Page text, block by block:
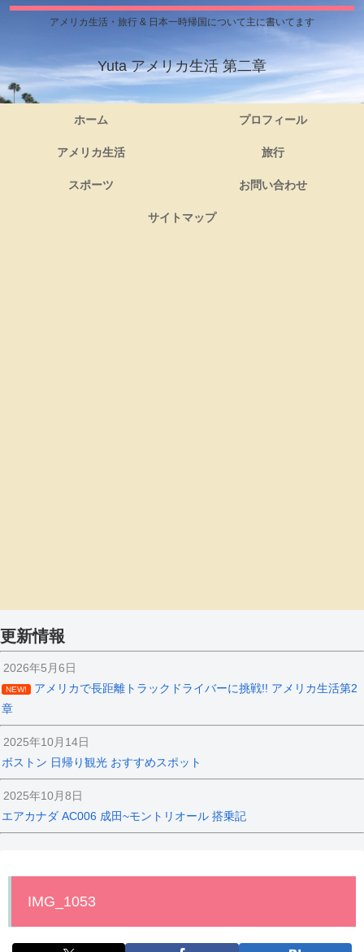
アメリカ生活・旅行 & 日本一時帰国について主に書いてます
Yuta アメリカ生活 第二章
ホーム プロフィール
アメリカ生活 旅行
スポーツ お問い合わせ
サイトマップ
更新情報
2026年5月6日
NEW!
アメリカで長距離トラックドライバーに挑戦!! アメリカ生活第2
章
2025年10月14日
ボストン 日帰り観光 おすすめスポット
2025年10月8日
エアカナダ AC006 成田~モントリオール 搭乗記
IMG_1053